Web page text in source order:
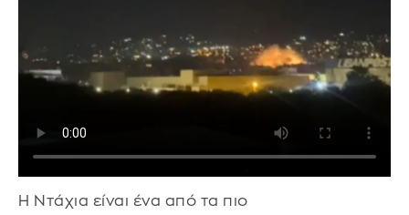
Η Ντάχια είναι ένα από τα πιο